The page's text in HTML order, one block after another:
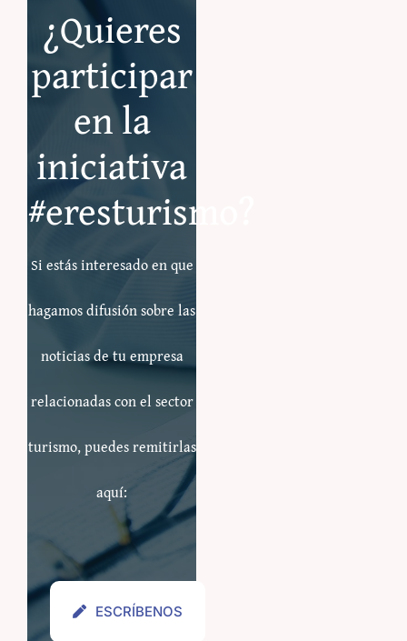
¿Quieres
participar
en la
iniciativa
#eresturismo?
Si estás interesado en que
hagamos difusión sobre las
noticias de tu empresa
relacionadas con el sector
turismo, puedes remitirlas
aquí:
ESCRÍBENOS